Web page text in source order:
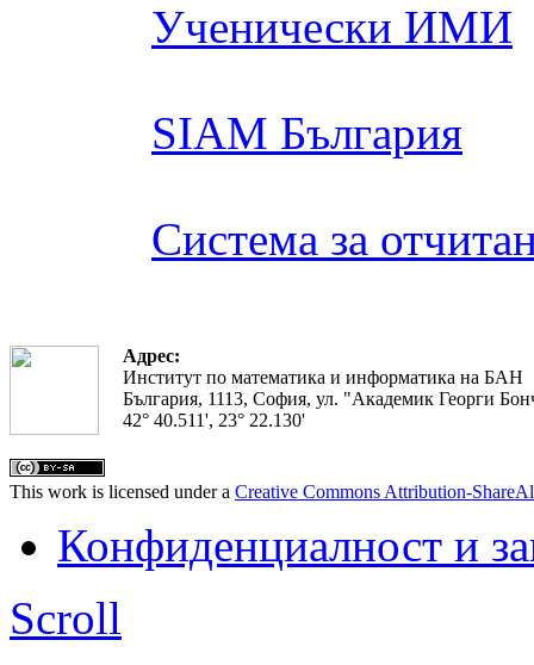
Ученически ИМИ
SIAM България
Система за
Адрес:
Институт по математика и информатика на БАН
България, 1113, София, ул. "Академик Георги
42° 40.511', 23° 22.130'
This work is licensed under a Creative Commons Attribution-
Конфиденциалност и
Scroll